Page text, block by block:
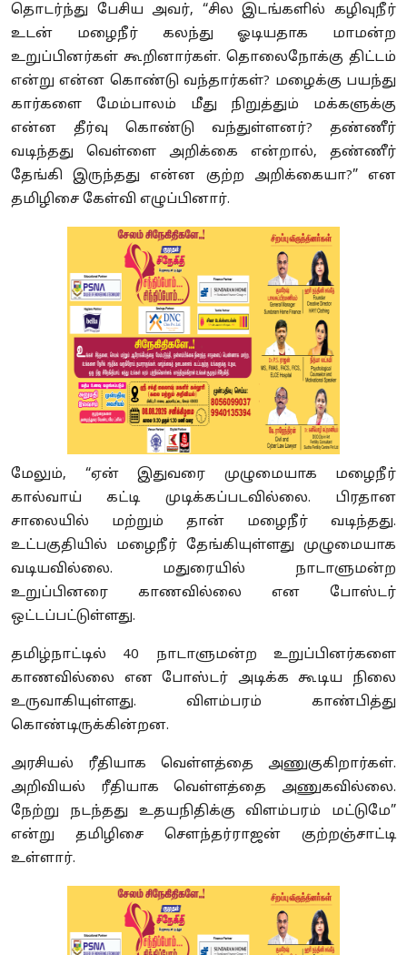
தொடர்ந்து பேசிய அவர், “சில இடங்களில் கழிவுநீர்
உடன் மழைநீர் கலந்து ஓடியதாக மாமன்ற
உறுப்பினர்கள் கூறினார்கள். தொலைநோக்கு திட்டம்
என்று என்ன கொண்டு வந்தார்கள்? மழைக்கு பயந்து
கார்களை மேம்பாலம் மீது நிறுத்தும் மக்களுக்கு
என்ன தீர்வு கொண்டு வந்துள்ளனர்? தண்ணீர்
வடிந்தது வெள்ளை அறிக்கை என்றால், தண்ணீர்
தேங்கி இருந்தது என்ன குற்ற அறிக்கையா?” என
தமிழிசை கேள்வி எழுப்பினார்.
மேலும், “ஏன் இதுவரை முழுமையாக மழைநீர்
கால்வாய் கட்டி முடிக்கப்படவில்லை. பிரதான
சாலையில் மற்றும் தான் மழைநீர் வடிந்தது.
உட்பகுதியில் மழைநீர் தேங்கியுள்ளது முழுமையாக
வடியவில்லை. மதுரையில் நாடாளுமன்ற
உறுப்பினரை காணவில்லை என போஸ்டர்
ஒட்டப்பட்டுள்ளது.
தமிழ்நாட்டில் 40 நாடாளுமன்ற உறுப்பினர்களை
காணவில்லை என போஸ்டர் அடிக்க கூடிய நிலை
உருவாகியுள்ளது. விளம்பரம் காண்பித்து
கொண்டிருக்கின்றன.
அரசியல் ரீதியாக வெள்ளத்தை அணுகுகிறார்கள்.
அறிவியல் ரீதியாக வெள்ளத்தை அணுகவில்லை.
நேற்று நடந்தது உதயநிதிக்கு விளம்பரம் மட்டுமே”
என்று தமிழிசை சௌந்தர்ராஜன் குற்றஞ்சாட்டி
உள்ளார்.